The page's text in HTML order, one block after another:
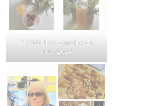
EHPAD Illats semaine du
gout 2024